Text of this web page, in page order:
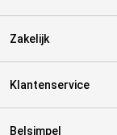
Zakelijk
Klantenservice
Belsimpel